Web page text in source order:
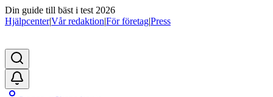
Din guide till bäst i test 2026
Hjälpcenter|Vår redaktion|För företag|Press